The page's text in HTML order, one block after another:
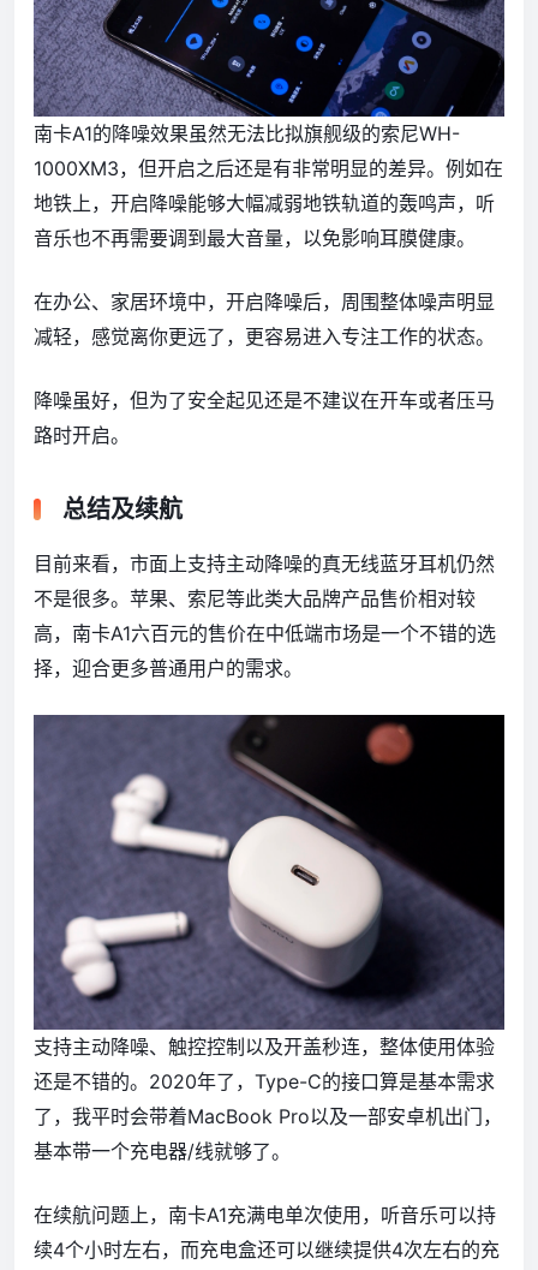
南卡A1的降噪效果虽然无法比拟旗舰级的索尼WH-
1000XM3，但开启之后还是有非常明显的差异。例如在
地铁上，开启降噪能够大幅减弱地铁轨道的轰鸣声，听
音乐也不再需要调到最大音量，以免影响耳膜健康。
在办公、家居环境中，开启降噪后，周围整体噪声明显
减轻，感觉离你更远了，更容易进入专注工作的状态。
降噪虽好，但为了安全起见还是不建议在开车或者压马
路时开启。
总结及续航
目前来看，市面上支持主动降噪的真无线蓝牙耳机仍然
不是很多。苹果、索尼等此类大品牌产品售价相对较
高，南卡A1六百元的售价在中低端市场是一个不错的选
择，迎合更多普通用户的需求。
支持主动降噪、触控控制以及开盖秒连，整体使用体验
还是不错的。2020年了，Type-C的接口算是基本需求
了，我平时会带着MacBook Pro以及一部安卓机出门，
基本带一个充电器/线就够了。
在续航问题上，南卡A1充满电单次使用，听音乐可以持
续4个小时左右，而充电盒还可以继续提供4次左右的充